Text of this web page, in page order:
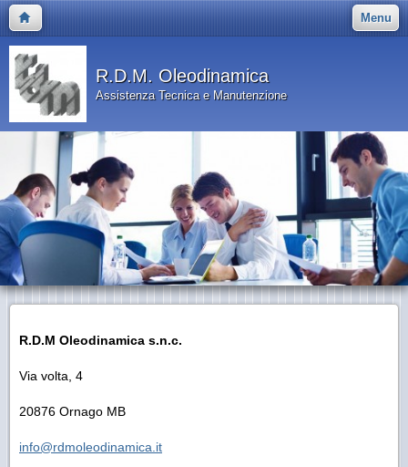
Menu
R.D.M. Oleodinamica
Assistenza Tecnica e Manutenzione
R.D.M Oleodinamica s.n.c.
Via volta, 4
20876 Ornago MB
info@rdmoleodinamica.it